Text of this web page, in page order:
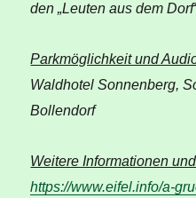
den „Leuten aus dem
Parkmöglichkeit und
Waldhotel Sonnenberg,
Bollendorf
Weitere Informationen
https://www.eifel.info/a-